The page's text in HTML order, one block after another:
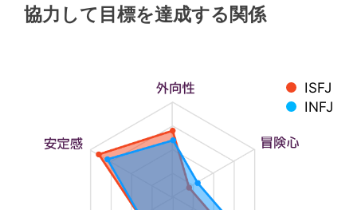
協力して目標を達成する関係
ISFJ
INFJ